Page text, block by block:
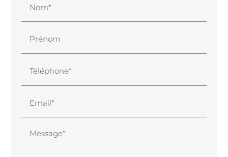
Nom*
Prénom
Téléphone*
Email*
Message*